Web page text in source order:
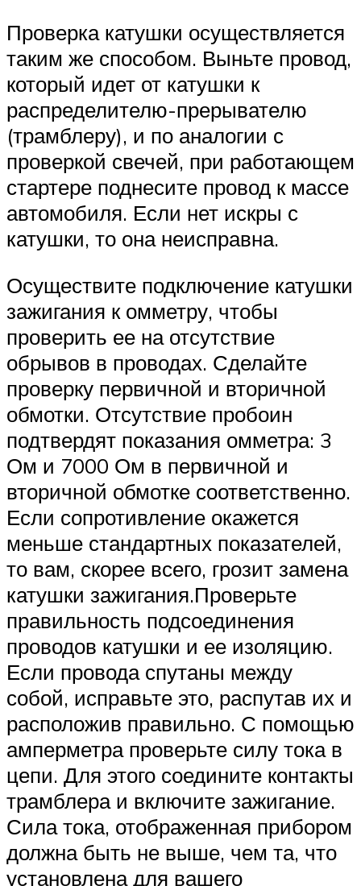
Проверка катушки осуществляется
таким же способом. Выньте провод,
который идет от катушки к
распределителю-прерывателю
(трамблеру), и по аналогии с
проверкой свечей, при работающем
стартере поднесите провод к массе
автомобиля. Если нет искры с
катушки, то она неисправна.
Осуществите подключение катушки
зажигания к омметру, чтобы
проверить ее на отсутствие
обрывов в проводах. Сделайте
проверку первичной и вторичной
обмотки. Отсутствие пробоин
подтвердят показания омметра: 3
Ом и 7000 Ом в первичной и
вторичной обмотке соответственно.
Если сопротивление окажется
меньше стандартных показателей,
то вам, скорее всего, грозит замена
катушки зажигания.Проверьте
правильность подсоединения
проводов катушки и ее изоляцию.
Если провода спутаны между
собой, исправьте это, распутав их и
расположив правильно. С помощью
амперметра проверьте силу тока в
цепи. Для этого соедините контакты
трамблера и включите зажигание.
Сила тока, отображенная прибором
должна быть не выше, чем та, что
установлена для вашего